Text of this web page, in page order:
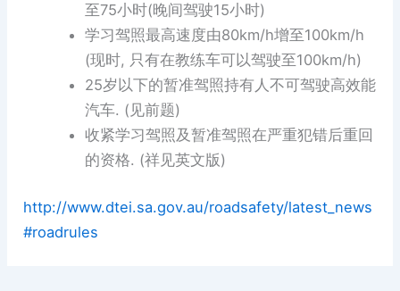
至75小时(晚间驾驶15小时)
学习驾照最高速度由80km/h增至100km/h
(现时, 只有在教练车可以驾驶至100km/h)
25岁以下的暂准驾照持有人不可驾驶高效能
汽车. ( 见前题)
收紧学习驾照及暂准驾照在严重犯错后重回
的资格. (祥见英文版)
http://www.dtei.sa.gov.au/roadsafety/latest_news
#roadrules